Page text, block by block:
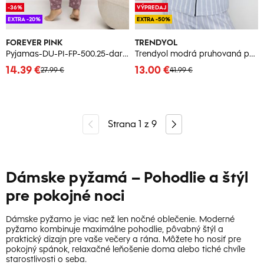
FOREVER PINK
Pyjamas-DU-PI-FP-500.25-dark pink
27.99 €
14.39 €
-36%
EXTRA -20%
TRENDYOL
Trendyol modrá pruhovaná pyžamová súprava s detailmi na leme a pleteným spánkovým pásom
41.99 €
13.00 €
VÝPREDAJ
EXTRA -50%
Strana 1 z 9
Dámske pyžamá – Pohodlie a štýl
pre pokojné noci
Dámske pyžamo je viac než len nočné oblečenie. Moderné
pyžamo kombinuje maximálne pohodlie, pôvabný štýl a
praktický dizajn pre vaše večery a rána. Môžete ho nosiť pre
pokojný spánok, relaxačné leňošenie doma alebo tiché chvíle
starostlivosti o seba.